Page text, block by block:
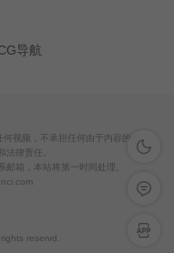
导航
深色模
留言反
APP下
视频，不承担任何由于内容的合
法律责任。
箱，本站将第一时间处理。
reservd.